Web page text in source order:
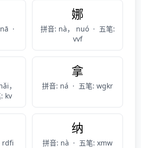
·
娜
拼音: nà， nuó · 五笔:
vvf
，
kv
拿
拼音: ná · 五笔: wgkr
rdfi
纳
拼音: nà · 五笔: xmw